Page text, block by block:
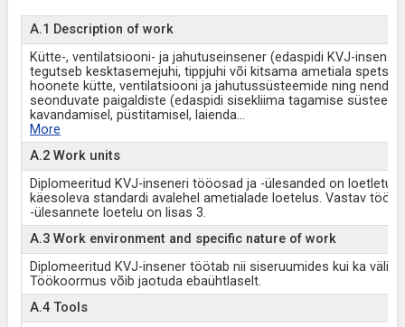
A.1 Description of work
Kütte-, ventilatsiooni- ja jahutuseinsener (edaspidi KVJ-insener)
tegutseb kesktasemejuhi, tippjuhi või kitsama ametiala
hoonete kütte, ventilatsiooni ja jahutussüsteemide ning
seonduvate paigaldiste (edaspidi sisekliima tagamise
kavandamisel, püstitamisel, laienda...
More
A.2 Work units
Diplomeeritud KVJ-inseneri tööosad ja -ülesanded on loetletud
käesoleva standardi avalehel ametialade loetelus. Vastav
-ülesannete loetelu on lisas 3.
A.3 Work environment and specific nature of work
Diplomeeritud KVJ-insener töötab nii siseruumides kui ka
Töökoormus võib jaotuda ebaühtlaselt.
A.4 Tools